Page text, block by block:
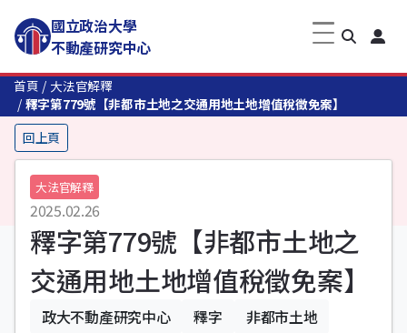
國立政治大學
不動產研究中心
首頁
大法官解釋
釋字第779號【非都市土地之交通用地土地增值稅徵免案】
回上頁
大法官解釋
2025.02.26
釋字第779號【非都市土地之
交通用地土地增值稅徵免案】
政大不動產研究中心 釋字
非都市土地